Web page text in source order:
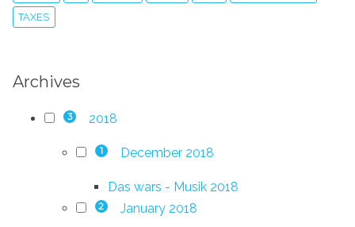
TAXES
Archives
3 2018
1 December 2018
Das wars - Musik 2018
2 January 2018